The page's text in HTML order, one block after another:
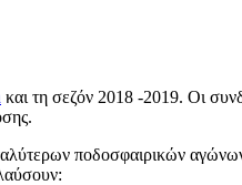
και τη σεζόν 2018 -2019. Οι
ποδοσφαιρικών